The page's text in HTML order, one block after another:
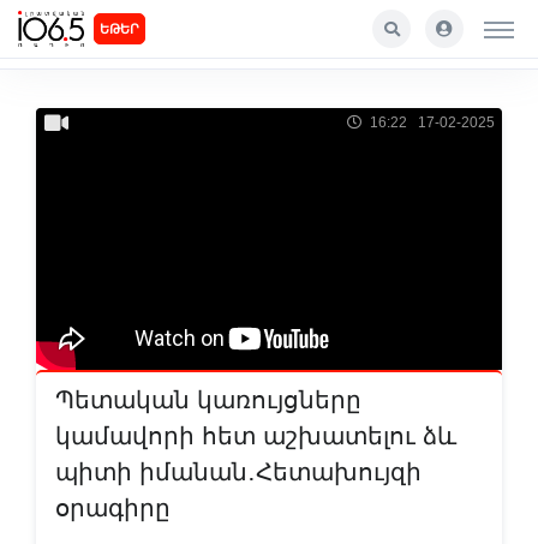
ԵԹԵՐ
16:22 17-02-2025
Պետական կառույցները
կամավորի հետ աշխատելու ձև
պիտի իմանան․Հետախույզի
օրագիրը